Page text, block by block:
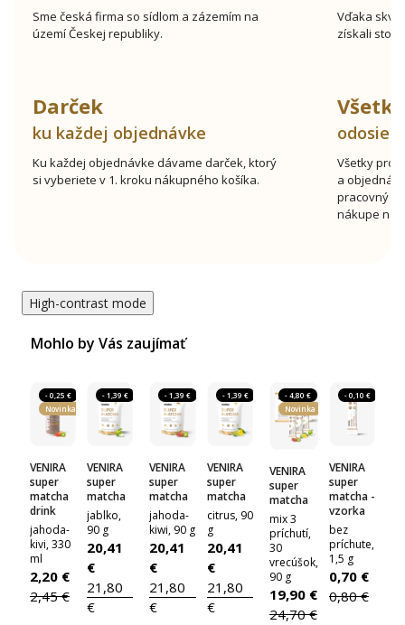
Sme česká firma so sídlom a zázemím na
území Českej republiky.
Vďaka
získali
Darček
ku každej objednávke
Ku každej objednávke dávame darček, ktorý
si vyberiete v 1. kroku nákupného košíka.
Všetky
a
pracovný
nákupe nad
High-contrast mode
Mohlo by Vás zaujímať
Novinka
- 0,25 €
2,20 €
2,45 €
VENIRA
super
matcha
drink
jahoda-
kivi, 330
ml
- 1,39 €
20,41
€
21,80
€
VENIRA
super
matcha
jablko,
90 g
- 1,39 €
20,41
€
21,80
€
VENIRA
super
matcha
jahoda-
kiwi, 90 g
- 1,39 €
20,41
€
21,80
€
VENIRA
super
matcha
citrus, 90
g
Novinka
- 4,80 €
19,90 €
24,70 €
VENIRA
super
matcha
mix 3
príchutí,
30
vrecúšok,
90 g
- 0,10 €
0,70 €
0,80 €
VENIRA
super
matcha -
vzorka
bez
príchute,
1,5 g